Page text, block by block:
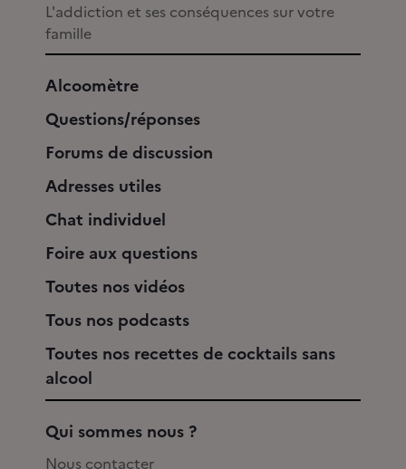
L'addiction et ses conséquences sur votre
famille
Alcoomètre
Questions/réponses
Forums de discussion
Adresses utiles
Chat individuel
Foire aux questions
Toutes nos vidéos
Tous nos podcasts
Toutes nos recettes de cocktails sans
alcool
Qui sommes nous ?
Nous contacter